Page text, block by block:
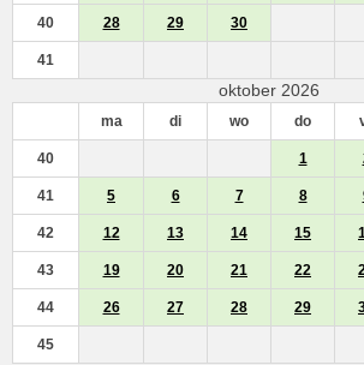
40 28 29 30
41
oktober 2026
ma di wo do
40 1
41 5 6 7 8
42 12 13 14 15
43 19 20 21 22
44 26 27 28 29
45